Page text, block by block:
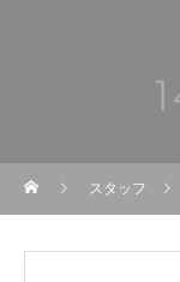
スタッフ